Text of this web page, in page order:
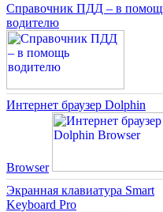
Справочник ПДД – в
водителю
Интернет браузер Dolphin
Browser
Экранная клавиатура Smart
Keyboard Pro